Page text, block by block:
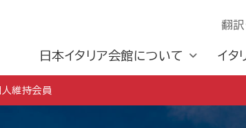
翻訳
日本イタリア会館について イタ
人維持会員